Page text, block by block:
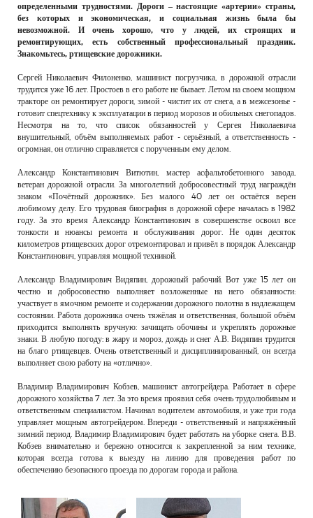
определенными трудностями. Дороги – настоящие «артерии» страны,
без которых и экономическая, и социальная жизнь была бы
невозможной. И очень хорошо, что у людей, их строящих и
ремонтирующих, есть собственный профессиональный праздник.
Знакомьтесь, ртищевские дорожники.
Сергей Николаевич Филоненко, машинист погрузчика, в дорожной отрасли
трудится уже 16 лет. Простоев в его работе не бывает. Летом на своем мощном
тракторе он ремонтирует дороги, зимой - чистит их от снега, а в межсезонье -
готовит спецтехнику к эксплуатации в период морозов и обильных снегопадов.
Несмотря на то, что список обязанностей у Сергея Николаевича
внушительный, объём выполняемых работ - серьёзный, а ответственность -
огромная, он отлично справляется с порученным ему делом.
Александр Константинович Витютин, мастер асфальтобетонного завода,
ветеран дорожной отрасли. За многолетний добросовестный труд награждён
знаком «Почётный дорожник». Без малого 40 лет он остаётся верен
любимому делу. Его трудовая биография в дорожной сфере началась в 1982
году. За это время Александр Константинович в совершенстве освоил все
тонкости и нюансы ремонта и обслуживания дорог. Не один десяток
километров ртищевских дорог отремонтировал и привёл в порядок Александр
Константинович, управляя мощной техникой.
Александр Владимирович Видяпин, дорожный рабочий. Вот уже 15 лет он
честно и добросовестно выполняет возложенные на него обязанности:
участвует в ямочном ремонте и содержании дорожного полотна в надлежащем
состоянии. Работа дорожника очень тяжёлая и ответственная, большой объём
приходится выполнять вручную: зачищать обочины и укреплять дорожные
знаки. В любую погоду: в жару и мороз, дождь и снег А.В. Видяпин трудится
на благо ртищевцев. Очень ответственный и дисциплинированный, он всегда
выполняет свою работу на «отлично».
Владимир Владимирович Кобзев, машинист автогрейдера. Работает в сфере
дорожного хозяйства 7 лет. За это время проявил себя очень трудолюбивым и
ответственным специалистом. Начинал водителем автомобиля, и уже три года
управляет мощным автогрейдером. Впереди - ответственный и напряжённый
зимний период. Владимир Владимирович будет работать на уборке снега. В.В.
Кобзев внимательно и бережно относится к закрепленной за ним технике,
которая всегда готова к выезду на линию для проведения работ по
обеспечению безопасного проезда по дорогам города и района.